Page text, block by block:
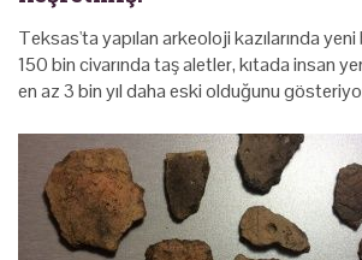
Teksas'ta yapılan arkeoloji kazılarında yeni
150 bin civarında taş aletler, kıtada insan
en az 3 bin yıl daha eski olduğunu